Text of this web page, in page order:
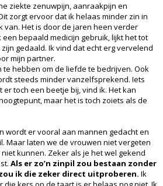
ziekte zenuwpijn, aanraakpijn en
zorgt ervoor dat ik helaas minder zin in
van. Het is door de jaren heen verder
bepaald medicijn gebruik, lijkt het tot
gedaald. Ik vind dat echt erg vervelend
mijn partner.
te hebben om de liefde te bedrijven. Ook
steeds minder vanzelfsprekend. Iets
toch een beetje bij, vind ik. Het kan
maar het is toch zoiets als de
wordt er vooral aan mannen gedacht en
Maar laten we de vrouwen niet vergeten
kunnen. Zeker als je het wel gekend
Als er zo’n zinpil zou bestaan zonder
ik die zeker direct uitproberen. Ik